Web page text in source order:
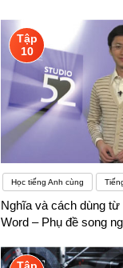
Tập
10
Học tiếng Anh cùng
Nghĩa và cách dùng
Word – Phụ đề song